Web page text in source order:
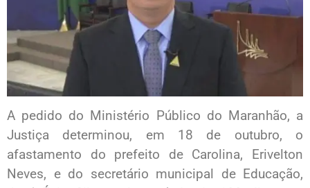
A pedido do Ministério Público do Maranhão, a
Justiça determinou, em 18 de outubro, o
afastamento do prefeito de Carolina, Erivelton
Neves, e do secretário municipal de Educação,